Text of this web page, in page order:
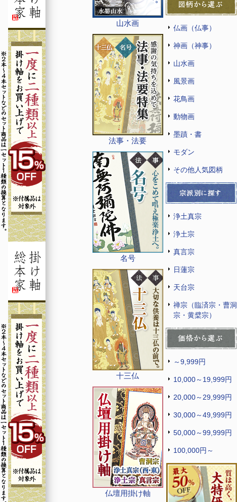
山水画
法事・法要
名号
十三仏
仏壇用掛け軸
仏画（仏事）
神画（神事）
山水画
風景画
花鳥画
動物画
墨蹟・書
モダン
その他人気図柄
浄土真宗
浄土宗
真言宗
日蓮宗
天台宗
禅宗（臨済宗・曹洞
宗・黄檗宗）
～9,999円
10,000～19,999円
20,000～29,999円
30,000～49,999円
50,000～99,999円
100,000円～